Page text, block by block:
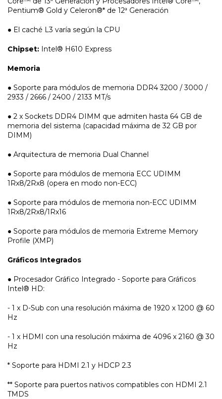
Pentium® Gold y Celeron®* de 12ª Generación
● El caché L3 varía según la CPU
Chipset: Intel® H610 Express
Memoria
● Soporte para módulos de memoria DDR4 3200 / 3000 /
2933 / 2666 / 2400 / 2133 MT/s
● 2 x Sockets DDR4 DIMM que admiten hasta 64 GB de
memoria del sistema (capacidad máxima de 32 GB por
DIMM)
● Arquitectura de memoria Dual Channel
● Soporte para módulos de memoria ECC UDIMM
1Rx8/2Rx8 (opera en modo non-ECC)
● Soporte para módulos de memoria non-ECC UDIMM
1Rx8/2Rx8/1Rx16
● Soporte para módulos de memoria Extreme Memory
Profile (XMP)
Gráficos Integrados
● Procesador Gráfico Integrado - Soporte para Gráficos
Intel® HD:
- 1 x D-Sub con una resolución máxima de 1920 x 1200 @ 60
Hz
- 1 x HDMI con una resolución máxima de 4096 x 2160 @ 30
Hz
* Soporte para HDMI 2.1 y HDCP 2.3
** Soporte para puertos nativos compatibles con HDMI 2.1
TMDS